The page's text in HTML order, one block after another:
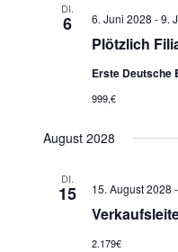
DI.
6
Plötzlich
6. Juni 2028 -9.
Erste Deutsche
999,€
August 2028
DI.
15 15. August 2028
2.179€